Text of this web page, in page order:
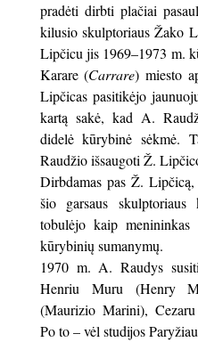
pradėti dirbti plačiai
kilusio skulptoriaus Žako
Lipčicu jis 1969–1973 m.
Karare (Carrare) miesto
Lipčicas pasitikėjo
kartą sakė, kad A.
didelė kūrybinė
Raudžio išsaugoti Ž.
Dirbdamas pas Ž.
šio garsaus skulptoriaus
tobulėjo kaip
kūrybinių sumanymų.
1970 m. A. Raudys
Henriu Muru (Henry
(Maurizio Marini),
Po to – vėl studijos